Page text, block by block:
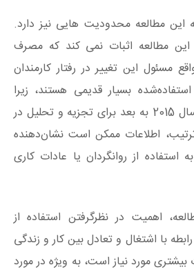
این مطالعه محدودیت هایی نیز دارد.
این مطالعه اثبات نمی کند که مصرف
مسئول این تغییر در رفتار کارمندان
بسیار قدیمی هستند، زیرا
داده‌های کارکنان برای سال 2015 به بعد برای تجزیه و تحلیل در
اطلاعات ممکن است نشان‌دهنده
استفاده از روانگردان یا عادات کاری
اهمیت در نظرگرفتن استفاده از
رابطه با اشتغال و تعادل بین کار و زندگی
مورد نیاز است، به ویژه در مورد